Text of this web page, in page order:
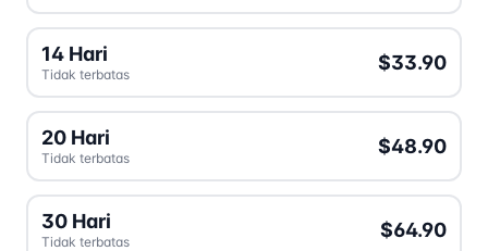
14 Hari
Tidak terbatas
$33.90
20 Hari
Tidak terbatas
$48.90
30 Hari
Tidak terbatas
$64.90